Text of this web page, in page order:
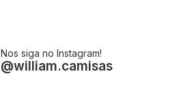
Nos siga no Instagram!
@william.camisas